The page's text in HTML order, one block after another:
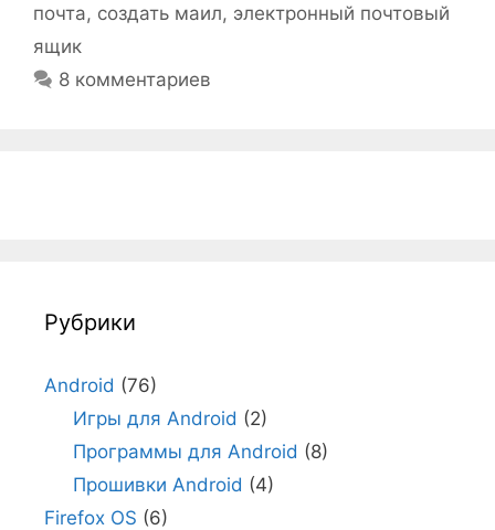
почта, создать маил, электронный почтовый
ящик
8 комментариев
Рубрики
Android (76)
Игры для Android (2)
Программы для Android (8)
Прошивки Android (4)
Firefox OS (6)